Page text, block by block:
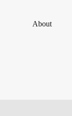
About